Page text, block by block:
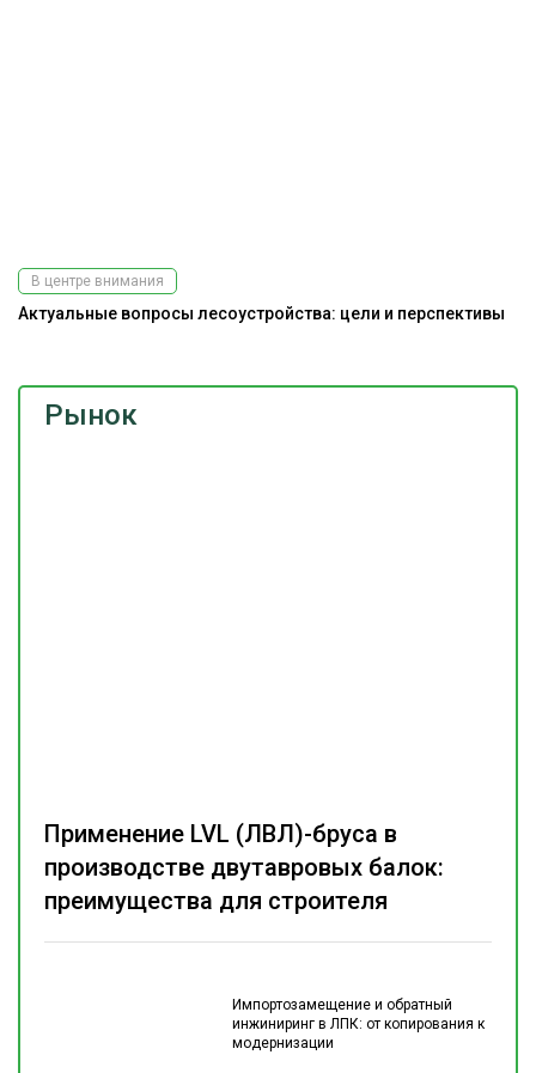
Рынок
Импортозамещение и обратный
инжиниринг в ЛПК: от копирования к
модернизации
Применение LVL (ЛВЛ)-бруса в
производстве двутавровых балок:
преимущества для строителя
В центре внимания
Актуальные вопросы лесоустройства: цели и перспективы